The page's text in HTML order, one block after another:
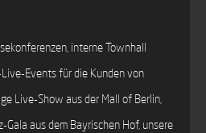
interne Townhall
Events für die Kunden von
Live-Show aus der Mall of Berlin,
aus dem Bayrischen Hof, unsere